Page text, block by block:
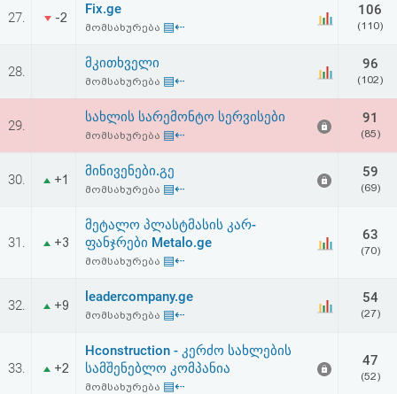
სალიცენზიო
შეთანხმება
და
პასუხისმგებლობის
უარყოფა
27. -2
Fix.ge
მომსახურება ▤⇠
106
(110)
28.
მკითხველი
მომსახურება ▤⇠
96
(102)
29.
სახლის სარემონტო სერვისები
მომსახურება ▤⇠
91
(85)
30. +1
მინივენები.გე
მომსახურება ▤⇠
59
(69)
31. +3
მეტალო პლასტმასის კარ-
ფანჯრები Metalo.ge
მომსახურება ▤⇠
63
(70)
32. +9
leadercompany.ge
მომსახურება ▤⇠
54
(27)
33. +2
Hconstruction - კერძო სახლების
სამშენებლო კომპანია
მომსახურება ▤⇠
47
(52)